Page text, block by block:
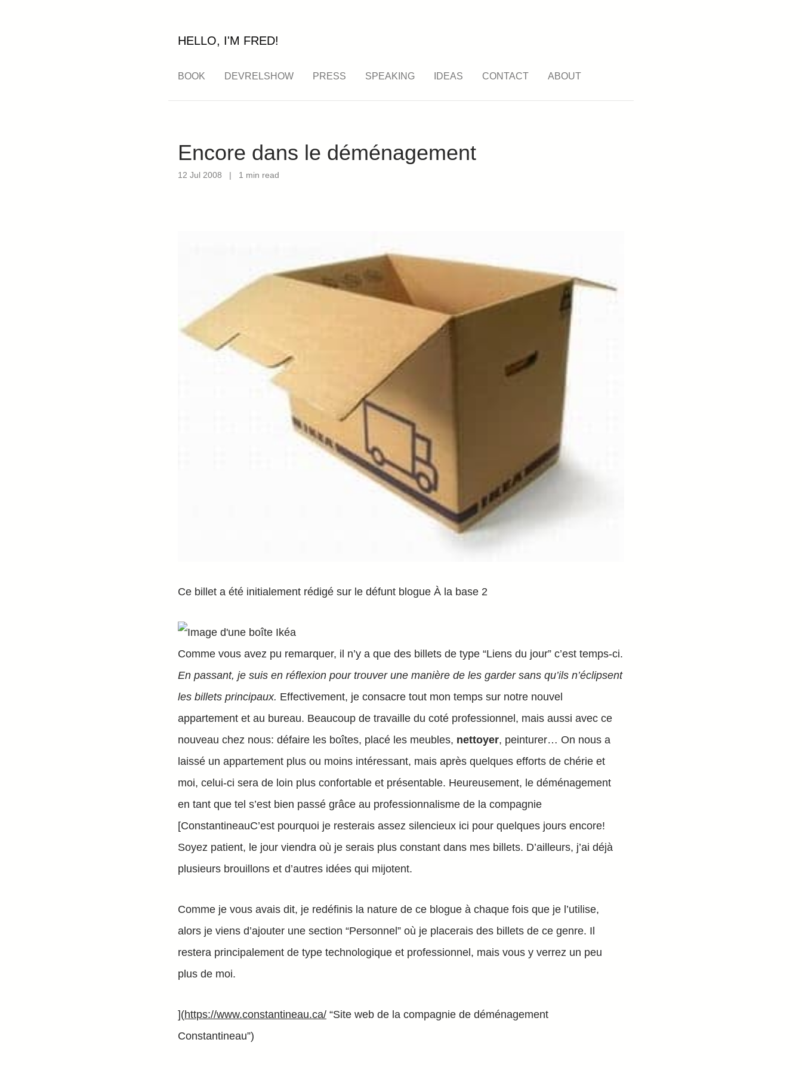
HELLO, I'M FRED!
BOOK DEVRELSHOW PRESS SPEAKING IDEAS CONTACT ABOUT
Encore dans le déménagement
12 Jul 2008 | 1 min read
Ce billet a été initialement rédigé sur le défunt blogue À la base 2
Comme vous avez pu remarquer, il n’y a que des billets de type “Liens du jour” c’est temps-ci.
En passant, je suis en réflexion pour trouver une manière de les garder sans qu’ils n’éclipsent
les billets principaux. Effectivement, je consacre tout mon temps sur notre nouvel
appartement et au bureau. Beaucoup de travaille du coté professionnel, mais aussi avec ce
nouveau chez nous: défaire les boîtes, placé les meubles, nettoyer, peinturer… On nous a
laissé un appartement plus ou moins intéressant, mais après quelques efforts de chérie et
moi, celui-ci sera de loin plus confortable et présentable. Heureusement, le déménagement
en tant que tel s’est bien passé grâce au professionnalisme de la compagnie
[ConstantineauC’est pourquoi je resterais assez silencieux ici pour quelques jours encore!
Soyez patient, le jour viendra où je serais plus constant dans mes billets. D’ailleurs, j’ai déjà
plusieurs brouillons et d’autres idées qui mijotent.
Comme je vous avais dit, je redéfinis la nature de ce blogue à chaque fois que je l’utilise,
alors je viens d’ajouter une section “Personnel” où je placerais des billets de ce genre. Il
restera principalement de type technologique et professionnel, mais vous y verrez un peu
plus de moi.
](https://www.constantineau.ca/ “Site web de la compagnie de déménagement
Constantineau”)